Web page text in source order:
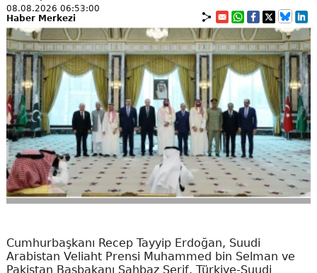
08.08.2026 06:53:00
Haber Merkezi
Cumhurbaşkanı Recep Tayyip Erdoğan, Suudi
Arabistan Veliaht Prensi Muhammed bin Selman ve
Pakistan Başbakanı Şahbaz Şerif, Türkiye-Suudi